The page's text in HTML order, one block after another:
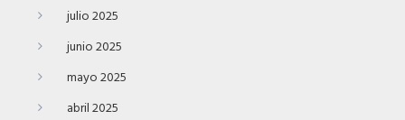
julio 2025
junio 2025
mayo 2025
abril 2025